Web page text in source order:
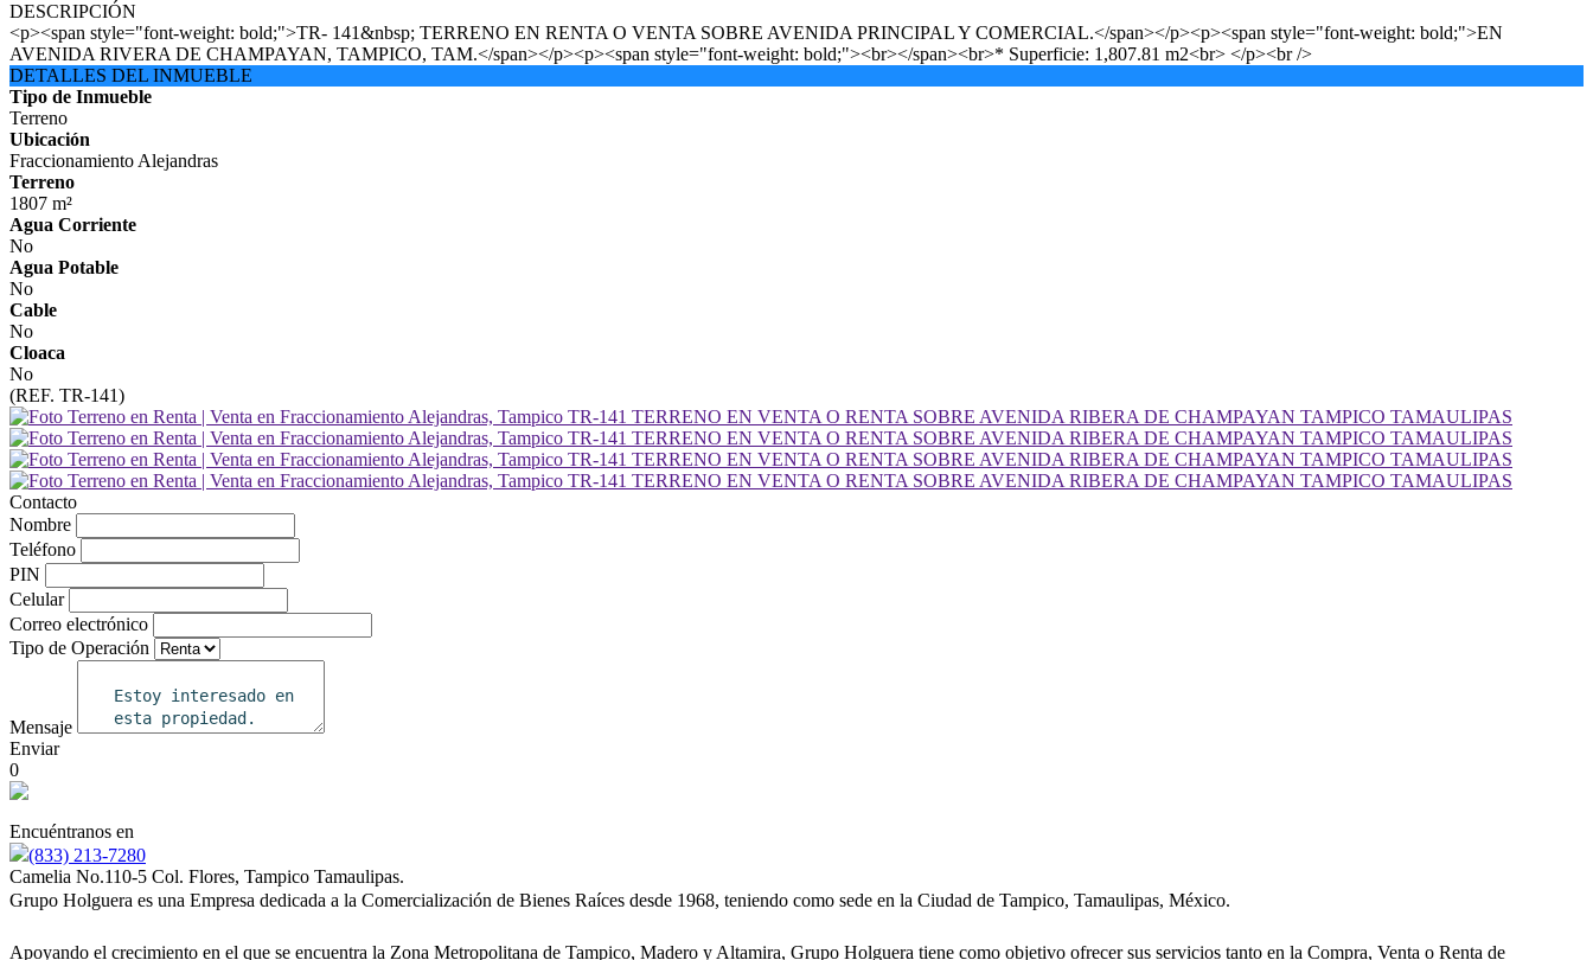
DESCRIPCIÓN
<p><span style="font-weight: bold;">TR- 141&nbsp; TERRENO EN RENTA O VENTA SOBRE AVENIDA PRINCIPAL Y COMERCIAL.</span></p><p><span style="font-weight: bold;">EN
AVENIDA RIVERA DE CHAMPAYAN, TAMPICO, TAM.</span></p><p><span style="font-weight: bold;"><br></span><br>* Superficie: 1,807.81 m2<br> </p><br />
DETALLES DEL INMUEBLE
Tipo de Inmueble
Terreno
Ubicación
Fraccionamiento Alejandras
Terreno
1807 m²
Agua Corriente
No
Agua Potable
No
Cable
No
Cloaca
No
(REF. TR-141)
Contacto
Nombre
Teléfono
PIN
Celular
Correo electrónico
Tipo de Operación
Mensaje
Enviar
0
Encuéntranos en
(833) 213-7280
Camelia No.110-5 Col. Flores, Tampico Tamaulipas.
Grupo Holguera es una Empresa dedicada a la Comercialización de Bienes Raíces desde 1968, teniendo como sede en la Ciudad de Tampico, Tamaulipas, México.
Apoyando el crecimiento en el que se encuentra la Zona Metropolitana de Tampico, Madero y Altamira, Grupo Holguera tiene como objetivo ofrecer sus servicios tanto en la Compra, Venta o Renta de